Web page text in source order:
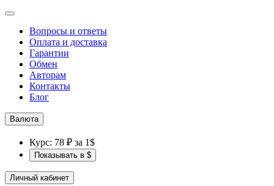
Вопросы и ответы
Оплата и доставка
Гарантии
Обмен
Авторам
Контакты
Блог
Валюта
Курс: 78 ₽ за 1$
Показывать в $
Личный кабинет